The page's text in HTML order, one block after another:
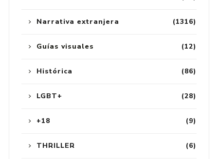
(1316)
Narrativa extranjera
(12)
Guías visuales
(86)
Histórica
(28)
LGBT+
(9)
+18
(6)
THRILLER